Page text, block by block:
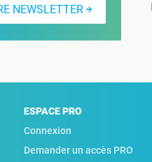
NEWSLETTER
ESPACE PRO
Connexion
Demander un accès PRO